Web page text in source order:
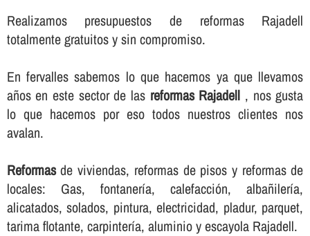
Realizamos presupuestos de reformas Rajadell
totalmente gratuitos y sin compromiso.
En fervalles sabemos lo que hacemos ya que llevamos
años en este sector de las reformas Rajadell , nos gusta
lo que hacemos por eso todos nuestros clientes nos
avalan.
Reformasde viviendas, reformas de pisos y reformas de
locales: Gas, fontanerí­a, calefacción, albañilerí­a,
alicatados, solados, pintura, electricidad, pladur, parquet,
tarima flotante, carpinterí­a, aluminio y escayola Rajadell.